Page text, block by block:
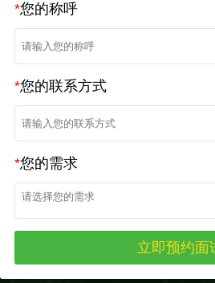
*您的称呼
*您的联系方式
*您的需求